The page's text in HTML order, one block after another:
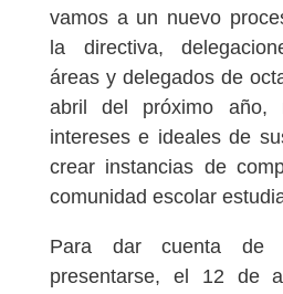
vamos a un nuevo
la directiva,
áreas y delegados de
abril del próximo año,
intereses e ideales de
crear instancias de
comunidad escolar
Para dar cuenta de
presentarse, el 12 de